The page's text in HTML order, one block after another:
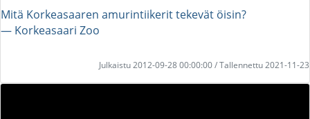
Mitä Korkeasaaren amurintiikerit tekevät öisin?
― Korkeasaari Zoo
Julkaistu 2012-09-28 00:00:00 / Tallennettu 2021-11-23